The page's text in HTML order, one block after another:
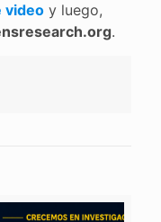
videoy luego,
.